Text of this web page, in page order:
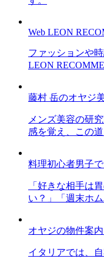
Web LEON
ファッションや
LEON
藤村 岳のオヤジ
メンズ美容の研
感を覚え、この
料理初心者男子
「好きな相手は
い？」「週末ホ
オヤジの物件案
イタリアでは、